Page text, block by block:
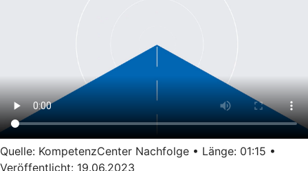
Quelle: KompetenzCenter Nachfolge • Länge: 01:15 •
Veröffentlicht: 19.06.2023